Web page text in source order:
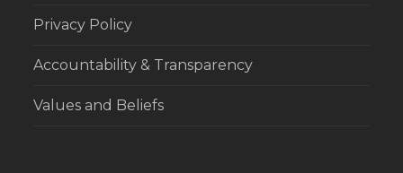
Privacy Policy
Accountability & Transparency
Values and Beliefs